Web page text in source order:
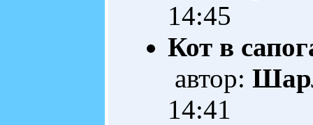
14:45
Кот в
автор:
14:41